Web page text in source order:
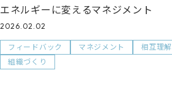
エネルギーに変えるマネジメント
2026.02.02
フィードバック マネジメント 相互理解
組織づくり